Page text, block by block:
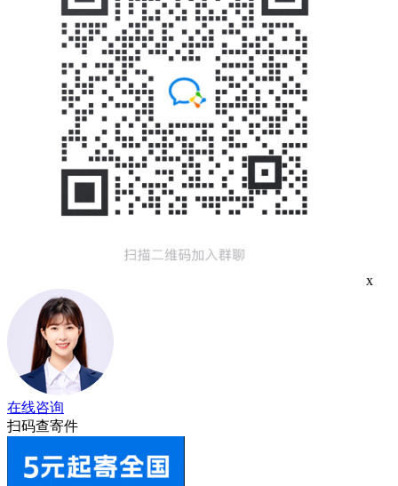
x
在线咨询
扫码查寄件